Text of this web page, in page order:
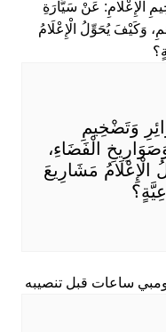
وَتَضْخِيمِ
الْفَضَاءِ،
مَشَارِيعَ